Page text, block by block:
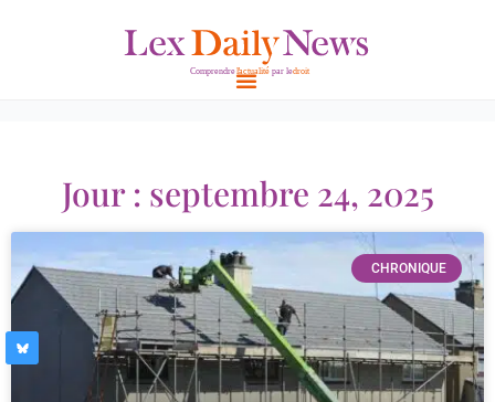
Jour : septembre 24, 2025
CHRONIQUE